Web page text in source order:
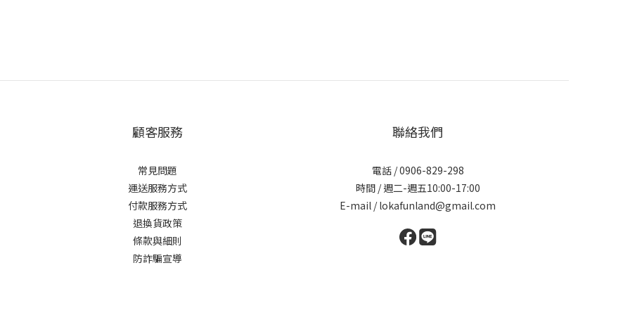
顧客服務
常見問題
運送服務方式
付款服務方式
退換貨政策
條款與細則
防詐騙宣導
聯絡我們
電話 / 0906-829-298
時間 / 週二-週五10:00-17:00
E-mail / lokafunland@gmail.com